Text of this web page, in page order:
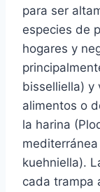
para ser
especies de
hogares y
bisselliella) y
alimentos o
la harina
kuehniella).
cada trampa